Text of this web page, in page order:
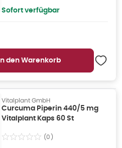
Sofort verfügbar
In den Warenkorb
Vitalplant GmbH
Curcuma Piperin 440/5 mg
Vitalplant Kaps 60 St
(0)